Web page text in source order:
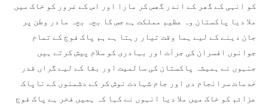
کو انہی کے گھر کے اندر گھس کر مارا اور اس کے غرور کو خاک میں
ملا دیا پاکستان وہ عظیم مملکت ہے جس کا بچہ بچہ مادر وطن پر
جان دینے کے لیے ہما وقت تیار رہتا ہے ہم پاک فوج کے تمام
جوانوں افسران کی جرآت اور بہادری کو سلام پیش کرتے ہیں
جنہوں نے ہمیشہ پاکستان کی سالمیت اور بقا کے لیے گراں قدر
خدمات سرانجام دی اور جام شہادت نوش کر کے دشمنوں کے ناپاک
عزائم کو خاک میں ملا دیا انہوں نے کہا کہ ہمیں فخر ہے پاک فوج